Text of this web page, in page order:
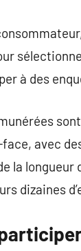
à des
avec
la longueur
dizaines